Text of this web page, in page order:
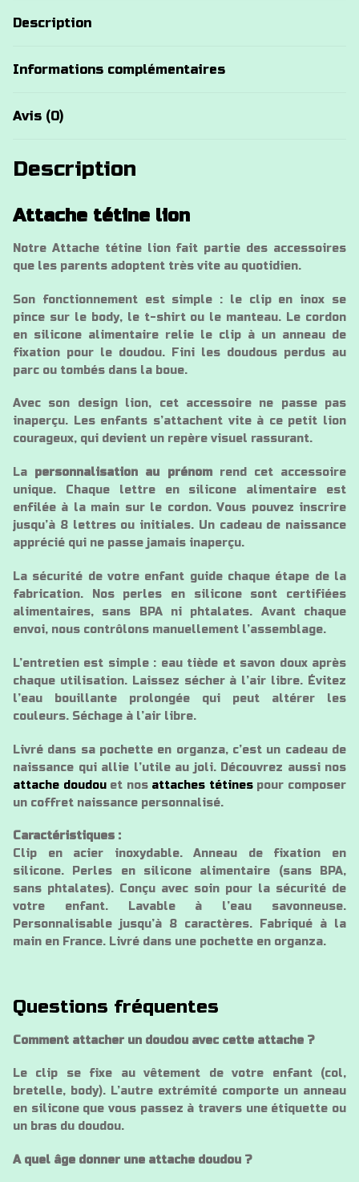
Description
Informations complémentaires
Avis (0)
Description
Attache tétine lion
Notre Attache tétine lion fait partie des accessoires
que les parents adoptent très vite au quotidien.
Son fonctionnement est simple : le clip en inox se
pince sur le body, le t-shirt ou le manteau. Le cordon
en silicone alimentaire relie le clip à un anneau de
fixation pour le doudou. Fini les doudous perdus au
parc ou tombés dans la boue.
Avec son design lion, cet accessoire ne passe pas
inaperçu. Les enfants s’attachent vite à ce petit lion
courageux, qui devient un repère visuel rassurant.
La personnalisation au prénomrend cet accessoire
unique. Chaque lettre en silicone alimentaire est
enfilée à la main sur le cordon. Vous pouvez inscrire
jusqu’à 8 lettres ou initiales. Un cadeau de naissance
apprécié qui ne passe jamais inaperçu.
La sécurité de votre enfant guide chaque étape de la
fabrication. Nos perles en silicone sont certifiées
alimentaires, sans BPA ni phtalates. Avant chaque
envoi, nous contrôlons manuellement l’assemblage.
L’entretien est simple : eau tiède et savon doux après
chaque utilisation. Laissez sécher à l’air libre. Évitez
l’eau bouillante prolongée qui peut altérer les
couleurs. Séchage à l’air libre.
Livré dans sa pochette en organza, c’est un cadeau de
naissance qui allie l’utile au joli. Découvrez aussi nos
attache doudouet nos attaches tétinespour composer
un coffret naissance personnalisé.
Caractéristiques :
Clip en acier inoxydable. Anneau de fixation en
silicone. Perles en silicone alimentaire (sans BPA,
sans phtalates). Conçu avec soin pour la sécurité de
votre enfant. Lavable à l’eau savonneuse.
Personnalisable jusqu’à 8 caractères. Fabriqué à la
main en France. Livré dans une pochette en organza.
Questions fréquentes
Comment attacher un doudou avec cette attache ?
Le clip se fixe au vêtement de votre enfant (col,
bretelle, body). L’autre extrémité comporte un anneau
en silicone que vous passez à travers une étiquette ou
un bras du doudou.
A quel âge donner une attache doudou ?